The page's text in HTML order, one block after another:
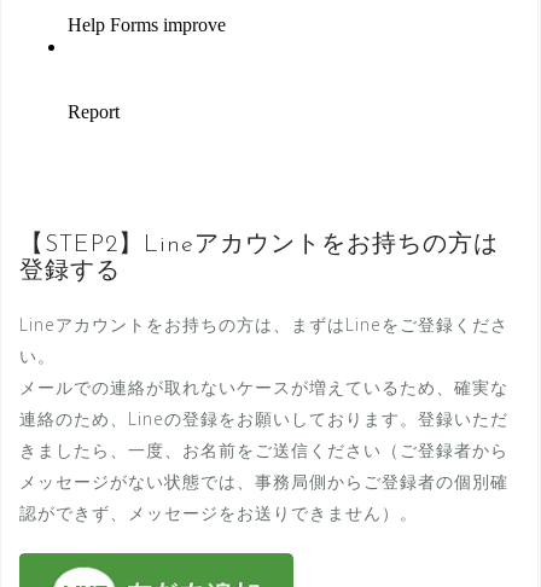
【STEP2】Lineアカウントをお持ちの方は
登録する
Lineアカウントをお持ちの方は、まずはLineをご登録くださ
い。
メールでの連絡が取れないケースが増えているため、確実な
連絡のため、Lineの登録をお願いしております。登録いただ
きましたら、一度、お名前をご送信ください（ご登録者から
メッセージがない状態では、事務局側からご登録者の個別確
認ができず、メッセージをお送りできません）。